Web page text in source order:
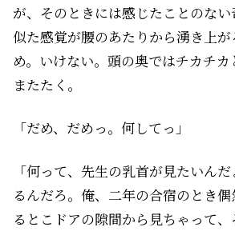
が、そのときには感じたことのな
似た感覚が腰のあたりから湧き上
め。いけない。頭の奥ではチカチ
またたく。
「だめ、だめっ。何してっ」
「何って、先生の乳首が見たいん
るんだろ。俺、二年の合宿のとき
るとこドアの隙間から見ちゃって